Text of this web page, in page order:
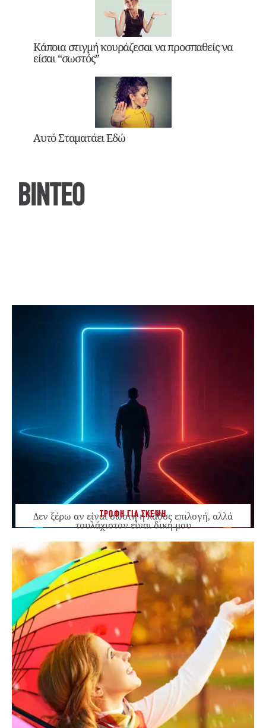
Κάποια στιγμή κουράζεσαι να προσπαθείς να
είσαι “σωστός”
Αυτό Σταματάει Εδώ
ΒΙΝΤΕΟ
ΤΡΟΦΗ ΓΙΑ ΣΚΕΨΗ
Δεν ξέρω αν είναι σωστή ή λάθος επιλογή, αλλά
τουλάχιστον είναι δική μου